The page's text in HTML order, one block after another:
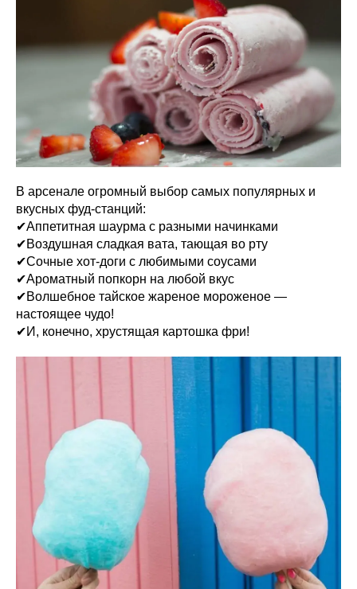
В арсенале огромный выбор самых популярных и
вкусных фуд-станций:
✔Аппетитная шаурма с разными начинками
✔Воздушная сладкая вата, тающая во рту
✔Сочные хот-доги с любимыми соусами
✔Ароматный попкорн на любой вкус
✔Волшебное тайское жареное мороженое —
настоящее чудо!
✔И, конечно, хрустящая картошка фри!